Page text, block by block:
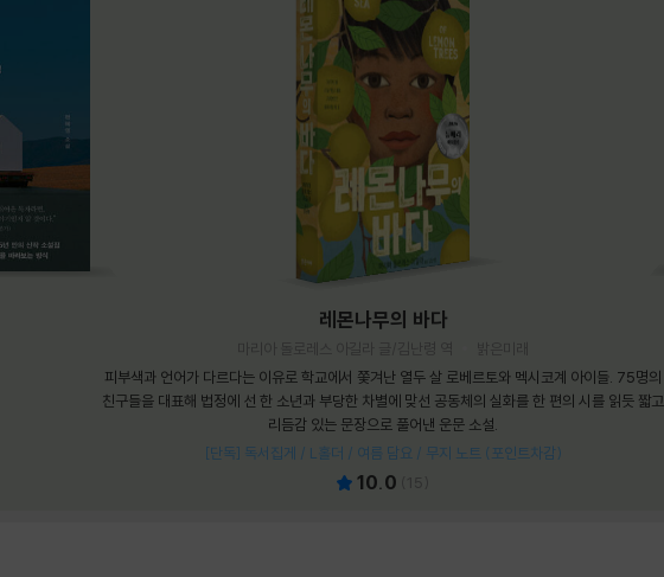
레몬나무의 바다
피부색과 언어가 다르다는 이유로 학교에서 쫓겨난 열두 살 로베르토와 멕시코계 아이들. 75명의
친구들을 대표해 법정에 선 한 소년과 부당한 차별에 맞선 공동체의 실화를 한 편의 시를 읽듯 짧고
리듬감 있는 문장으로 풀어낸 운문 소설.
[단독] 독서집게 / L홀더 / 여름 담요 / 무지 노트 (포인트차감)
10.0